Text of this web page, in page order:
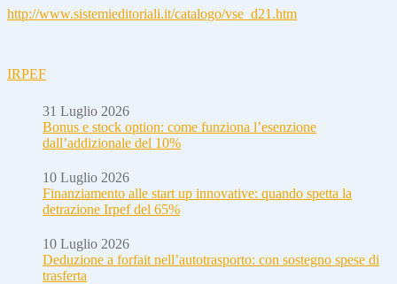
http://www.sistemieditoriali.it/catalogo/vse_d21.htm
IRPEF
31 Luglio 2026
Bonus e stock option: come funziona l’esenzione
dall’addizionale del 10%
10 Luglio 2026
Finanziamento alle start up innovative: quando spetta la
detrazione Irpef del 65%
10 Luglio 2026
Deduzione a forfait nell’autotrasporto: con sostegno spese di
trasferta